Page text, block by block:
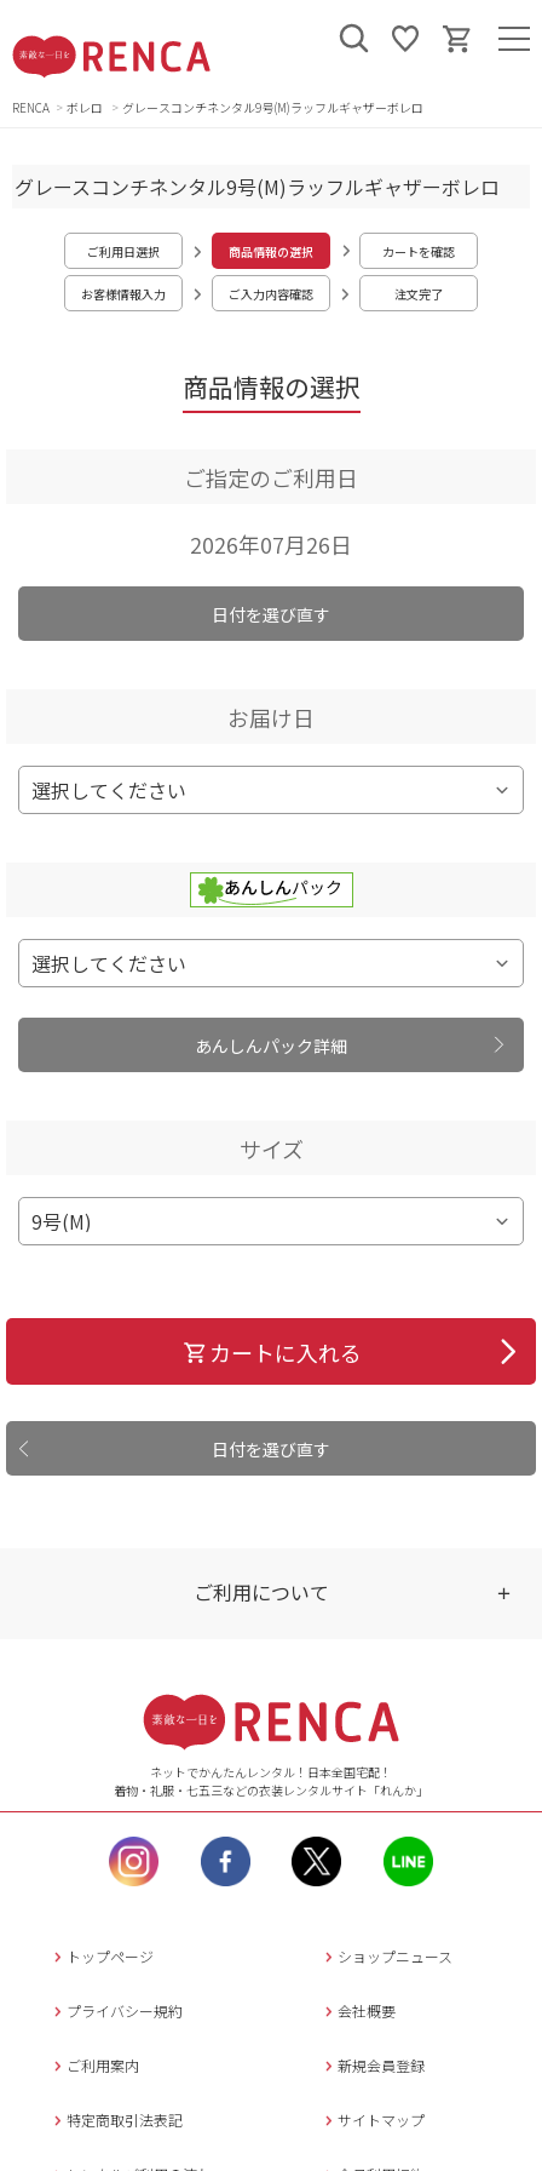
RENCA ボレロ グレースコンチネンタル9号(M)ラッフルギャザーボレロ
商品情報の選択
グレースコンチネンタル9号(M)ラッフルギャザーボレロ
ご利用日選択 商品情報の選択 カートを確認
お客様情報入力 ご入力内容確認 注文完了
ご指定のご利用日
2026年07月26日
日付を選び直す
お届け日
あんしんパック詳細
サイズ
日付を選び直す
カートに入れる
ご利用について
【ご注文（インターネット）】
24時間年中無休
【お問い合わせ窓口（メー
ル）】10:00~17:00
土曜日、日曜日、臨
時休業日を除く。
営業時間外にいただ
返信させていただきま
年末年始、大型連休
メールでのお問い合わせ
ネットでかんたんレンタル！日本全国宅配！
着物・礼服・七五三などの衣装レンタルサイト「れんか」
トップページ ショップニュース
プライバシー規約 会社概要
ご利用案内 新規会員登録
特定商取引法表記 サイトマップ